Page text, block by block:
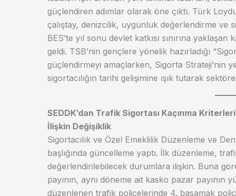
güçlendiren adımlar olarak öne çıktı. Türk
çalıştay, denizcilik, uygunluk değerlendirme ve
BES’te yıl sonu devlet katkısı sınırına
geldi. TSB’nin gençlere yönelik hazırladığı
güçlendirmeyi amaçlarken, Sigorta Strateji’nin
sigortacılığın tarihi gelişimine ışık tutarak
SEDDK’dan Trafik Sigortası Kaçınma
İlişkin Değişiklik
Sigortacılık ve Özel Emeklilik Düzenleme ve
başlığında güncelleme yaptı. İlk düzenleme,
değerlendirilebilecek durumlara ilişkin. Buna
payının, aynı döneme ait kasko pazar payının
düzenlenen trafik poliçelerinde 4. basamak